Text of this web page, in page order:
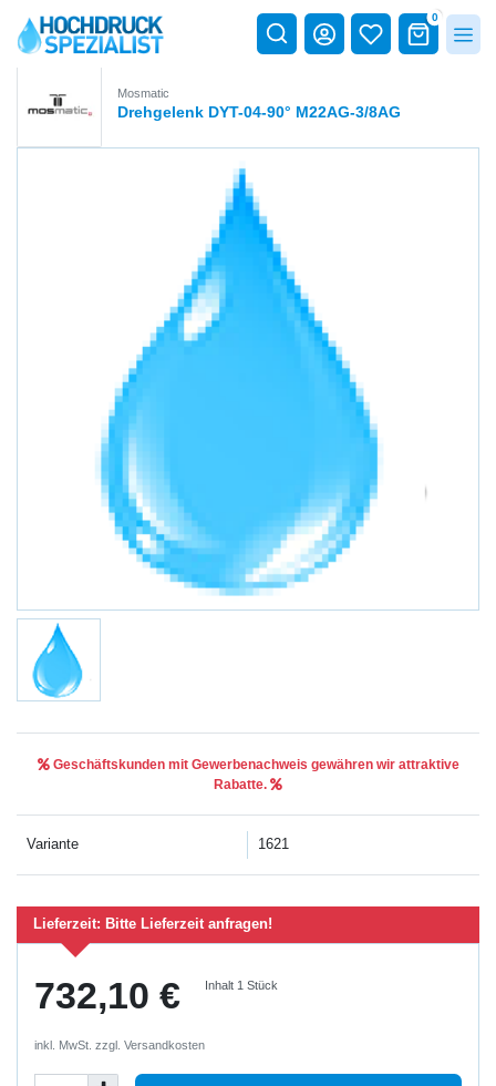
0
Mosmatic
Drehgelenk DYT-04-90° M22AG-3/8AG
Geschäftskunden mit Gewerbenachweis gewähren wir attraktive
Rabatte.
Variante 1621
Lieferzeit: Bitte Lieferzeit anfragen!
732,10 € Inhalt 1Stück
inkl. MwSt. zzgl. Versandkosten